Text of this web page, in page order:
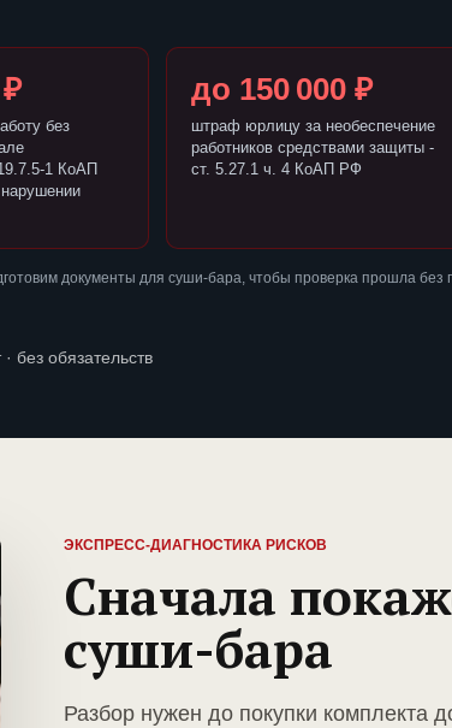
без
1 КоАП
до 150 000 ₽
штраф юрлицу за необеспечение
работников средствами защиты -
ст. 5.27.1 ч. 4 КоАП РФ
документы для суши-бара, чтобы проверка прошла
без обязательств
ЭКСПРЕСС-ДИАГНОСТИКА РИСКОВ
Сначала
суши-бара
Разбор нужен до покупки комплекта